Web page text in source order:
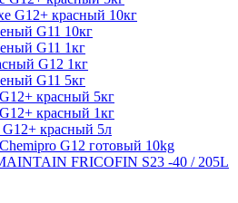
G12+ красный 10кг
G11 10кг
G11 1кг
G12 1кг
G11 5кг
красный 5кг
красный 1кг
красный 5л
G12 готовый 10kg
FRICOFIN S23 -40 / 205L